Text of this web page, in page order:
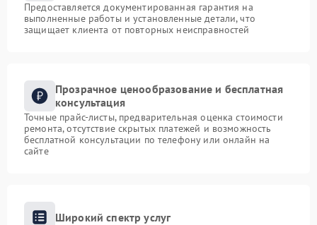
Предоставляется документированная гарантия на
выполненные работы и установленные детали, что
защищает клиента от повторных неисправностей
Прозрачное ценообразование и бесплатная
консультация
Точные прайс-листы, предварительная оценка стоимости
ремонта, отсутствие скрытых платежей и возможность
бесплатной консультации по телефону или онлайн на
сайте
Широкий спектр услуг